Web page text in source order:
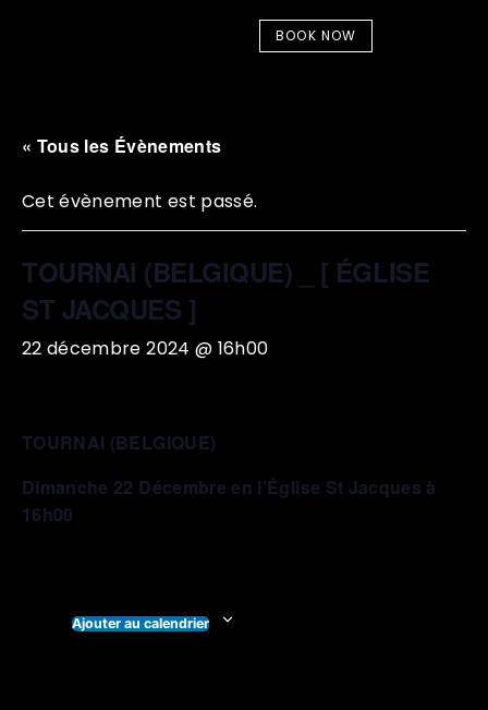
BOOK NOW
« Tous les Évènements
Cet évènement est passé.
TOURNAI (BELGIQUE) _ [ ÉGLISE
ST JACQUES ]
22 décembre 2024 @ 16h00
TOURNAI (BELGIQUE)
Dimanche 22 Décembre en l’Église St Jacques à
16h00
Ajouter au calendrier